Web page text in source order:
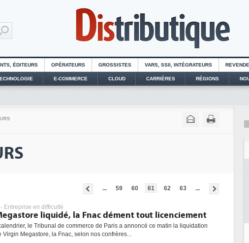
ÉDITEURS OPÉRATEURS GROSSISTES VARS, SSII, INTÉGRATEURS
E-COMMERCE CLOUD CARRIÈRES RÉGIONS
... 59 60 61 62 63 ...
Entreprise en difficulté
liquidé, la Fnac dément tout licenciement
le Tribunal de commerce de Paris a annoncé ce matin la liquidation
Virgin Megastore, la Fnac, selon nos confrères...
Cybersécurité, le